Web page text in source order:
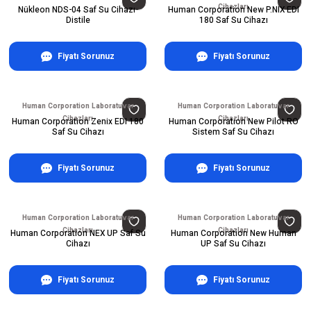
Nükleon NDS-04 Saf Su Cihazı-
Distile
Fiyatı Sorunuz
Cihazları
Human Corporation New P.NIX EDI
180 Saf Su Cihazı
Fiyatı Sorunuz
Human Corporation Laboratuvar
Cihazları
Human Corporation Zenix EDI 180
Saf Su Cihazı
Fiyatı Sorunuz
Human Corporation Laboratuvar
Cihazları
Human Corporation New Pilot RO
Sistem Saf Su Cihazı
Fiyatı Sorunuz
Human Corporation Laboratuvar
Cihazları
Human Corporation NEX UP Saf Su
Cihazı
Fiyatı Sorunuz
Human Corporation Laboratuvar
Cihazları
Human Corporation New Human
UP Saf Su Cihazı
Fiyatı Sorunuz